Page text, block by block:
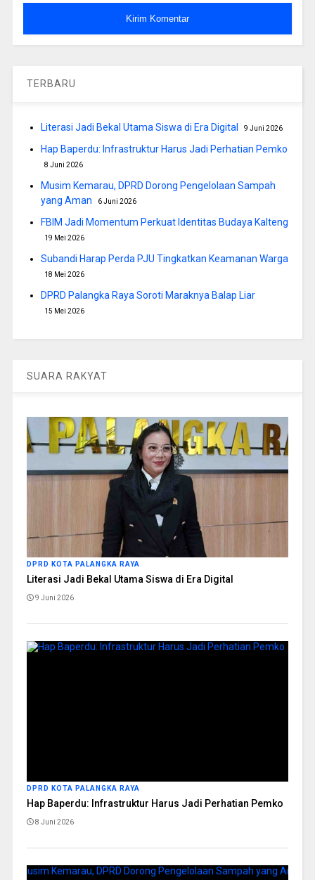
TERBARU
Literasi Jadi Bekal Utama Siswa di Era Digital 9 Juni 2026
Hap Baperdu: Infrastruktur Harus Jadi Perhatian Pemko
8 Juni 2026
Musim Kemarau, DPRD Dorong Pengelolaan Sampah
yang Aman
6 Juni 2026
FBIM Jadi Momentum Perkuat Identitas Budaya Kalteng
19 Mei 2026
Subandi Harap Perda PJU Tingkatkan Keamanan Warga
18 Mei 2026
DPRD Palangka Raya Soroti Maraknya Balap Liar
15 Mei 2026
SUARA RAKYAT
DPRD KOTA PALANGKA RAYA
Literasi Jadi Bekal Utama Siswa di Era Digital
9 Juni 2026
DPRD KOTA PALANGKA RAYA
Hap Baperdu: Infrastruktur Harus Jadi Perhatian Pemko
8 Juni 2026